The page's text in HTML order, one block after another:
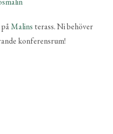
Malins terass. Ni behöver
konferensrum!